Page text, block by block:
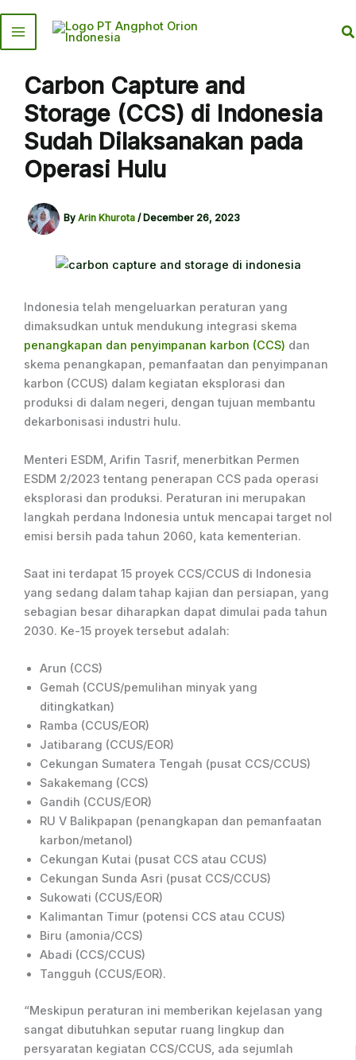
content
Carbon Capture and
Storage (CCS) di Indonesia
Sudah Dilaksanakan pada
Operasi Hulu
By Arin Khurota / December 26, 2023
Indonesia telah mengeluarkan peraturan yang
dimaksudkan untuk mendukung integrasi skema
penangkapan dan penyimpanan karbon (CCS) dan
skema penangkapan, pemanfaatan dan penyimpanan
karbon (CCUS) dalam kegiatan eksplorasi dan
produksi di dalam negeri, dengan tujuan membantu
dekarbonisasi industri hulu.
Menteri ESDM, Arifin Tasrif, menerbitkan Permen
ESDM 2/2023 tentang penerapan CCS pada operasi
eksplorasi dan produksi. Peraturan ini merupakan
langkah perdana Indonesia untuk mencapai target nol
emisi bersih pada tahun 2060, kata kementerian.
Saat ini terdapat 15 proyek CCS/CCUS di Indonesia
yang sedang dalam tahap kajian dan persiapan, yang
sebagian besar diharapkan dapat dimulai pada tahun
2030. Ke-15 proyek tersebut adalah:
Arun (CCS)
Gemah (CCUS/pemulihan minyak yang
ditingkatkan)
Ramba (CCUS/EOR)
Jatibarang (CCUS/EOR)
Cekungan Sumatera Tengah (pusat CCS/CCUS)
Sakakemang (CCS)
Gandih (CCUS/EOR)
RU V Balikpapan (penangkapan dan pemanfaatan
karbon/metanol)
Cekungan Kutai (pusat CCS atau CCUS)
Cekungan Sunda Asri (pusat CCS/CCUS)
Sukowati (CCUS/EOR)
Kalimantan Timur (potensi CCS atau CCUS)
Biru (amonia/CCS)
Abadi (CCS/CCUS)
Tangguh (CCUS/EOR).
“Meskipun peraturan ini memberikan kejelasan yang
sangat dibutuhkan seputar ruang lingkup dan
persyaratan kegiatan CCS/CCUS, ada sejumlah